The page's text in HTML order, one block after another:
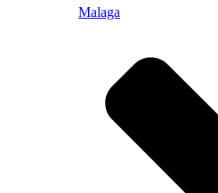
Malaga